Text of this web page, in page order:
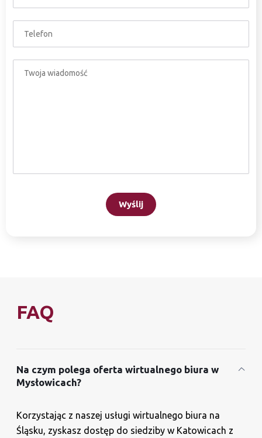
Wyślij
FAQ
Na czym polega oferta wirtualnego biura w
Mysłowicach?
Korzystając z naszej usługi wirtualnego biura na
Śląsku, zyskasz dostęp do siedziby w Katowicach z